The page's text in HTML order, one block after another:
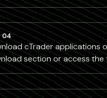
04
cTrader applications
section or access the